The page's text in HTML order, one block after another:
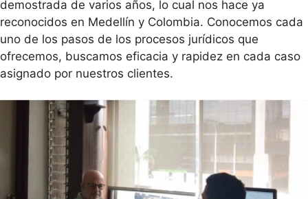
demostrada de varios años, lo cual nos hace ya
reconocidos en Medellín y Colombia. Conocemos cada
uno de los pasos de los procesos jurídicos que
ofrecemos, buscamos eficacia y rapidez en cada caso
asignado por nuestros clientes.